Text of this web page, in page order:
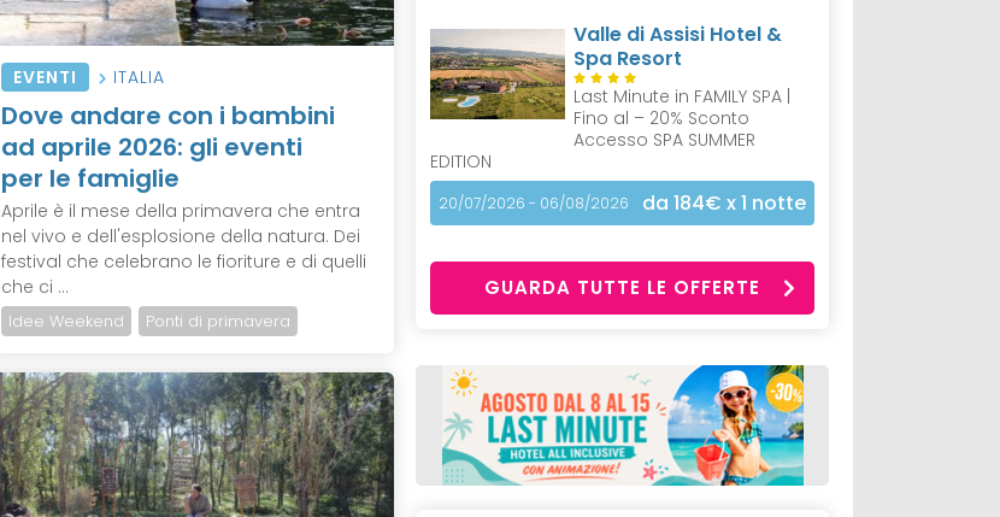
EVENTI ITALIA
Dove andare con i bambini
ad aprile 2026: gli eventi
per le famiglie
Aprile è il mese della primavera che entra
nel vivo e dell'esplosione della natura. Dei
festival che celebrano le fioriture e di quelli
che ci ...
Idee Weekend Ponti di primavera
Valle di Assisi Hotel &
Spa Resort
Last Minute in FAMILY SPA |
Fino al – 20% Sconto
Accesso SPA SUMMER
EDITION
20/07/2026 - 06/08/2026 da 184€ x 1 notte
GUARDA TUTTE LE OFFERTE